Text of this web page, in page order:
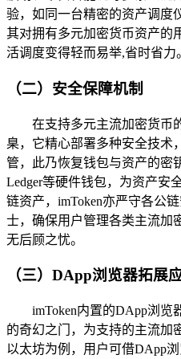
验，如同一台精密的资产调度
其对拥有多元加密货币资产的
活调度变得轻而易举,省时省力
（二）安全保障机制
在支持多元主流加密货币
臬，它精心部署多种安全技术
管，此乃恢复钱包与资产的密
Ledger等硬件钱包，为资产安
链资产，imToken亦严守各公
士，确保用户管理各类主流加
无后顾之忧。
（三）DApp浏览器拓展
imToken内置的DApp浏览
的奇幻之门，为支持的主流加
以太坊为例，用户可借DApp